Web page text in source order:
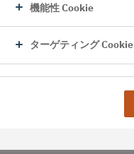
機能性 Cookie
ターゲティング Cookie